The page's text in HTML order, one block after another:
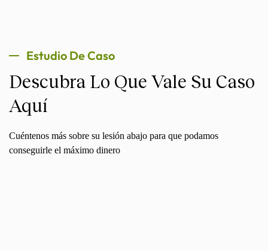
Estudio De Caso
Descubra Lo Que Vale Su Caso
Aquí
Cuéntenos más sobre su lesión abajo para que podamos
conseguirle el máximo dinero